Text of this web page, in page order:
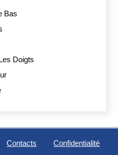
Bas
Doigts
Contacts Confidentialité